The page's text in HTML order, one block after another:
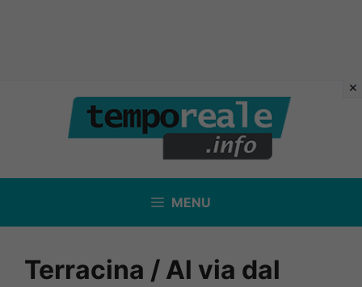
contenuto
MENU
Terracina / Al via dal